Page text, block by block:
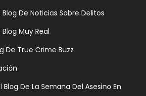
De Noticias Sobre Delitos
Muy Real
De True Crime Buzz
De La Semana Del Asesino En